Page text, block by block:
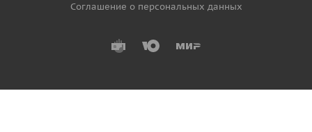
Соглашение о персональных данных